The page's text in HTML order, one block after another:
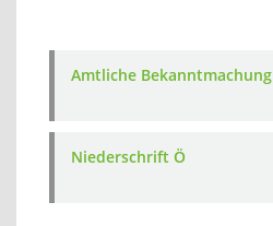
Amtliche Bekanntmachung
Niederschrift Ö